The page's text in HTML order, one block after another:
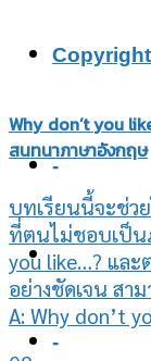
-
-
Why don’t you
สนทนาภาษาอังกฤษ
บทเรียนนี้จะช่ว
ที่ตนไม่ชอบเป็น
you like…? และ
อย่างชัดเจน สา
A: Why don’t